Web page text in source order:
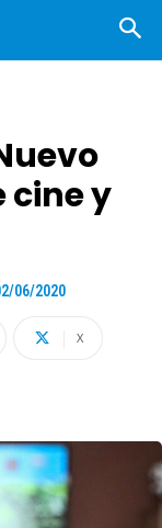
cine y
06/2020
X